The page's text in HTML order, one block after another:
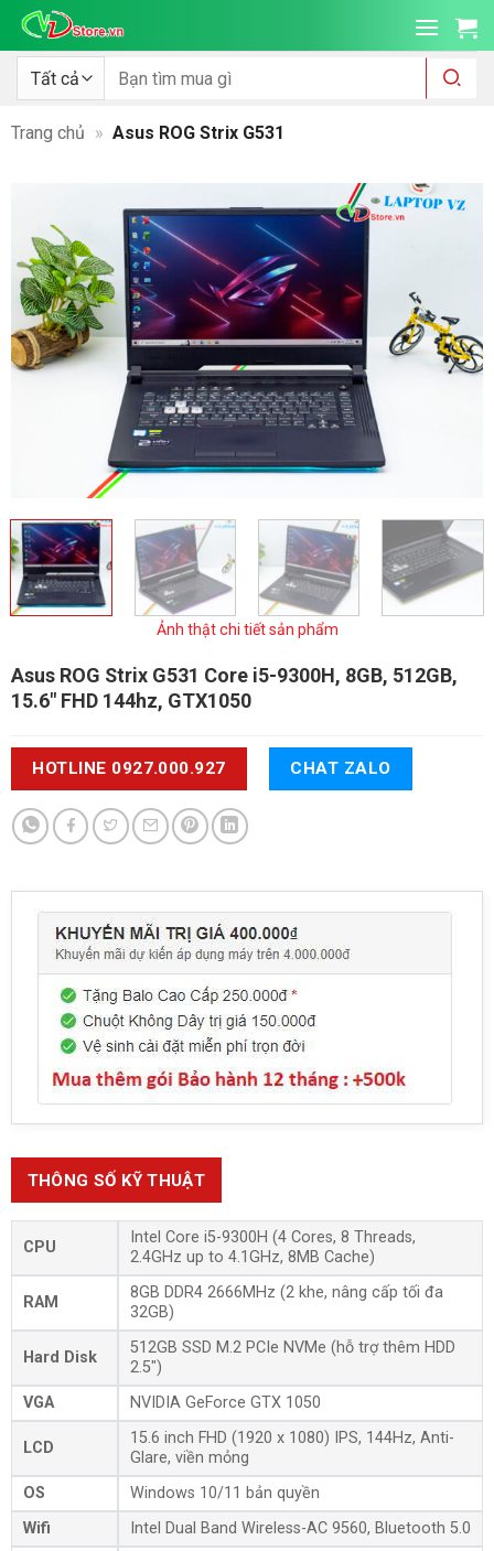
qua
dung
Tìm
kiếm:
Trang chủ » Asus ROG Strix G531
Ảnh thật chi tiết sản phẩm
Asus ROG Strix G531 Core i5-9300H, 8GB, 512GB,
15.6" FHD 144hz, GTX1050
HOTLINE 0927.000.927 CHAT ZALO
THÔNG SỐ KỸ THUẬT
CPU
Intel Core i5-9300H (4 Cores, 8 Threads,
2.4GHz up to 4.1GHz, 8MB Cache)
RAM
8GB DDR4 2666MHz (2 khe, nâng cấp tối đa
32GB)
Hard Disk
512GB SSD M.2 PCIe NVMe (hỗ trợ thêm HDD
2.5″)
VGA
NVIDIA GeForce GTX 1050
LCD
15.6 inch FHD (1920 x 1080) IPS, 144Hz, Anti-
Glare, viền mỏng
OS
Windows 10/11 bản quyền
Wifi
Intel Dual Band Wireless-AC 9560, Bluetooth 5.0